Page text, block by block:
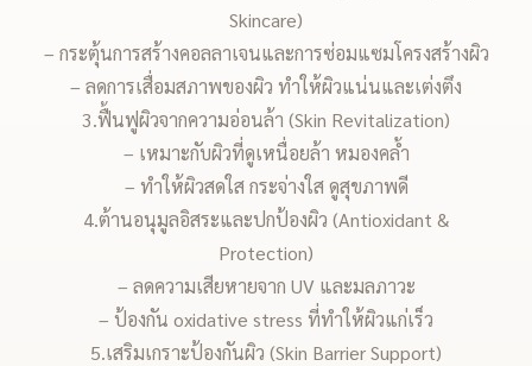
Skincare)
– กระตุ้นการสร้างคอลลาเจนและการซ่อมแซมโครงสร้างผิว
– ลดการเสื่อมสภาพของผิว ทำให้ผิวแน่นและเต่งตึง
3.ฟื้นฟูผิวจากความอ่อนล้า (Skin Revitalization)
– เหมาะกับผิวที่ดูเหนื่อยล้า หมองคล้ำ
– ทำให้ผิวสดใส กระจ่างใส ดูสุขภาพดี
4.ต้านอนุมูลอิสระและปกป้องผิว (Antioxidant &
Protection)
– ลดความเสียหายจาก UV และมลภาวะ
– ป้องกัน oxidative stress ที่ทำให้ผิวแก่เร็ว
5.เสริมเกราะป้องกันผิว (Skin Barrier Support)